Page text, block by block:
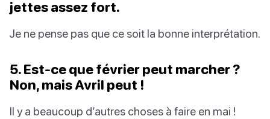
jettes assez fort.
Je ne pense pas que ce soit la bonne interprétation.
5. Est-ce que février peut marcher ?
Non, mais Avril peut !
Il y a beaucoup d’autres choses à faire en mai !